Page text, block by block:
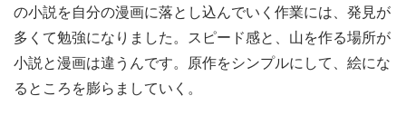
の小説を自分の漫画に落とし込んでいく作業には、発見が
多くて勉強になりました。スピード感と、山を作る場所が
小説と漫画は違うんです。原作をシンプルにして、絵にな
るところを膨らましていく。